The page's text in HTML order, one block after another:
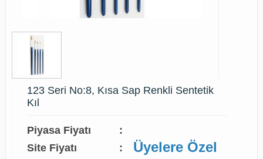
123 Seri No:8, Kısa Sap Renkli Sentetik
Kıl
Piyasa Fiyatı
:
Site Fiyatı
: Üyelere Özel